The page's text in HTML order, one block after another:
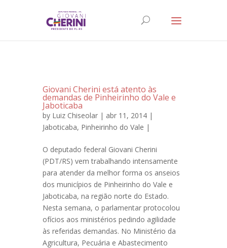
Giovani Cherini está atento às
demandas de Pinheirinho do Vale e
Jaboticaba
by Luiz Chiseolar | abr 11, 2014 |
Jaboticaba, Pinheirinho do Vale |
O deputado federal Giovani Cherini
(PDT/RS) vem trabalhando intensamente
para atender da melhor forma os anseios
dos municípios de Pinheirinho do Vale e
Jaboticaba, na região norte do Estado.
Nesta semana, o parlamentar protocolou
ofícios aos ministérios pedindo agilidade
às referidas demandas. No Ministério da
Agricultura, Pecuária e Abastecimento